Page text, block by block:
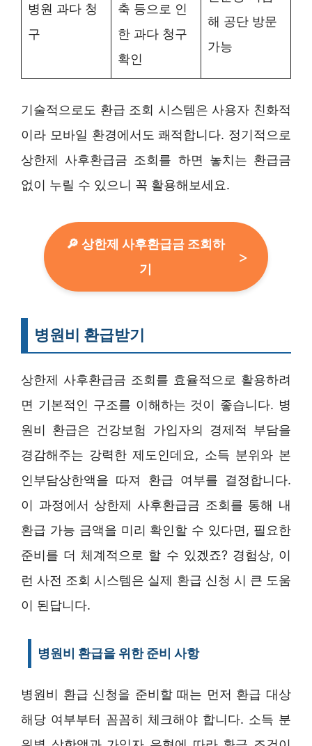
병원 과다 청
구
축 등으로 인
한 과다 청구
확인
해 공단 방문
가능
기술적으로도 환급 조회 시스템은 사용자 친화적
이라 모바일 환경에서도 쾌적합니다. 정기적으로
상한제 사후환급금 조회를 하면 놓치는 환급금
없이 누릴 수 있으니 꼭 활용해보세요.
🔎 상한제 사후환급금 조회하
기
병원비 환급받기
상한제 사후환급금 조회를 효율적으로 활용하려
면 기본적인 구조를 이해하는 것이 좋습니다. 병
원비 환급은 건강보험 가입자의 경제적 부담을
경감해주는 강력한 제도인데요, 소득 분위와 본
인부담상한액을 따져 환급 여부를 결정합니다.
이 과정에서 상한제 사후환급금 조회를 통해 내
환급 가능 금액을 미리 확인할 수 있다면, 필요한
준비를 더 체계적으로 할 수 있겠죠? 경험상, 이
런 사전 조회 시스템은 실제 환급 신청 시 큰 도움
이 된답니다.
병원비 환급을 위한 준비 사항
병원비 환급 신청을 준비할 때는 먼저 환급 대상
해당 여부부터 꼼꼼히 체크해야 합니다. 소득 분